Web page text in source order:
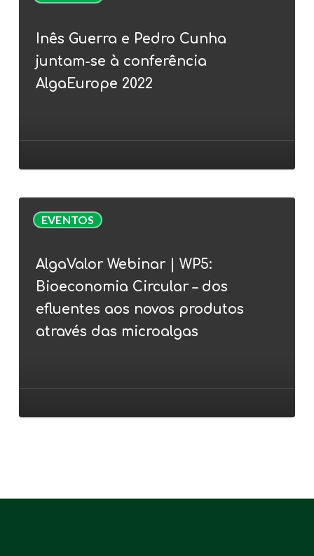
Pedro
Cunha
juntam-
conferência
AlgaEurope
Inês Guerra e Pedro Cunha
juntam-se à conferência
AlgaEurope 2022
EVENTOS
Webinar
WP5:
Bioeconomia
Circular
aos
AlgaValor Webinar | WP5:
Bioeconomia Circular – dos
efluentes aos novos produtos
através das microalgas